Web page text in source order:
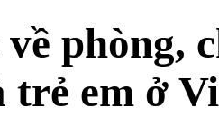
phòng,
trẻ em ở